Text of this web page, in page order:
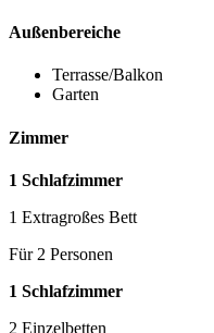
Außenbereiche
Terrasse/Balkon
Garten
Zimmer
1 Schlafzimmer
1 Extragroßes Bett
Für 2 Personen
1 Schlafzimmer
2 Einzelbetten